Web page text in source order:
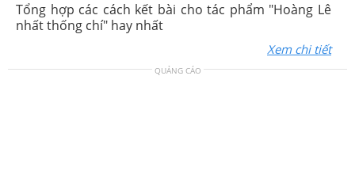
Tổng hợp các cách kết bài cho tác phẩm "Hoàng Lê
nhất thống chí" hay nhất
Xem chi tiết
QUẢNG CÁO